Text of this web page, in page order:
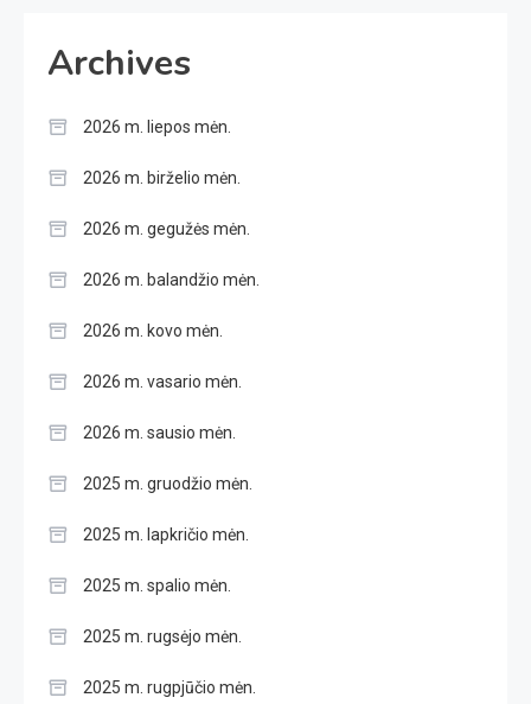
Archives
2026 m. liepos mėn.
2026 m. birželio mėn.
2026 m. gegužės mėn.
2026 m. balandžio mėn.
2026 m. kovo mėn.
2026 m. vasario mėn.
2026 m. sausio mėn.
2025 m. gruodžio mėn.
2025 m. lapkričio mėn.
2025 m. spalio mėn.
2025 m. rugsėjo mėn.
2025 m. rugpjūčio mėn.